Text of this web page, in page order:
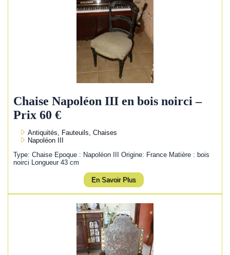
Chaise Napoléon III en bois noirci –
Prix 60 €
Antiquités, Fauteuils, Chaises
Napoléon III
Type: Chaise Epoque : Napoléon III Origine: France Matière : bois
noirci Longueur 43 cm
En Savoir Plus